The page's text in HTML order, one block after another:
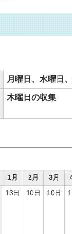
月曜日、水曜日
木曜日の収集
1月 2月 3月
13日 10日 10日